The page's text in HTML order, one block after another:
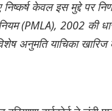
निष्कर्ष केवल इस मुद्दे पर
(PMLA), 2002 की
अनुमति याचिका खारिज